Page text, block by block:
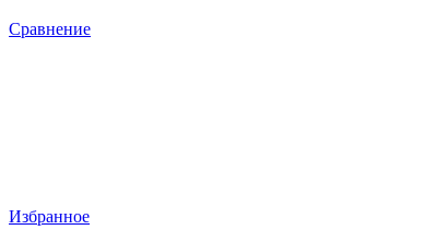
Сравнение
Избранное